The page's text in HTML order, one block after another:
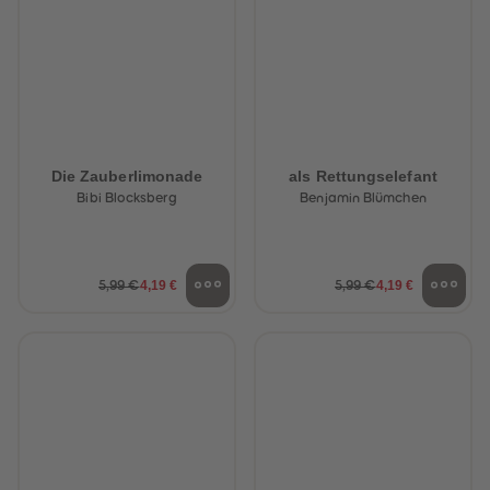
Die Zauberlimonade
Bibi Blocksberg
5,99 €4,19 €
als Rettungselefant
Benjamin Blümchen
5,99 €4,19 €